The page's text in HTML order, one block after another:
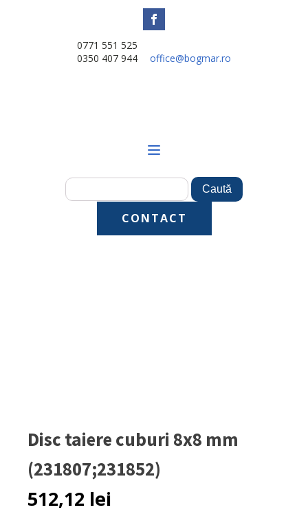
0771 551 525
0350 407 944
office@bogmar.ro
CONTACT
Disc taiere cuburi 8x8 mm
(231807;231852)
512,12 lei